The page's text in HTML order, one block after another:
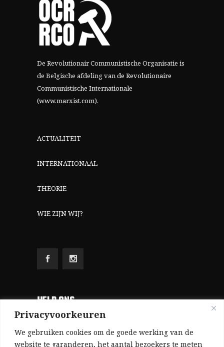
Privacyvoorkeuren
We gebruiken cookies om de goede werking van de
website te garanderen, het aantal bezoekers te meten
De Revolutionair Communistische Organisatie is
de Belgische afdeling vande Revolutionaire
Communistische Internationale
(www.marxist.com).
ACTUALITEIT
INTERNATIONAAL
THEORIE
WIE ZIJN WIJ?
HELP ONS
Aangezien we volledig zelf gefinancierd zijn
(zonder subsidies, zonder commerciële